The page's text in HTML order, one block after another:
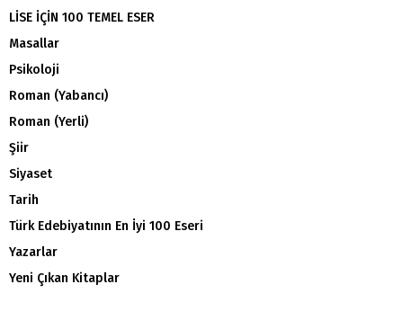
LİSE İÇİN 100 TEMEL ESER
Masallar
Psikoloji
Roman (Yabancı)
Roman (Yerli)
Şiir
Siyaset
Tarih
Türk Edebiyatının En İyi 100 Eseri
Yazarlar
Yeni Çıkan Kitaplar